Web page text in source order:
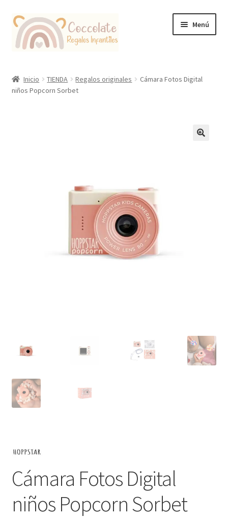
Ir
la
Ir
contenido
Menú
Coccolate Puericultura y Juguetería Educativa
Inicio TIENDA Regalos originales
Cámara Fotos Digital
niños Popcorn Sorbet
Cámara Fotos Digital
niños Popcorn Sorbet